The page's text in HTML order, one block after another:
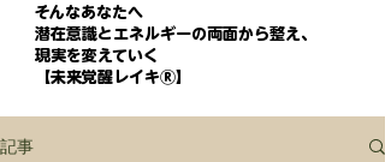
そんなあなたへ
潜在意識とエネルギーの両面から整え、
現実を変えていく
【未来覚醒レイキⓇ】
記事